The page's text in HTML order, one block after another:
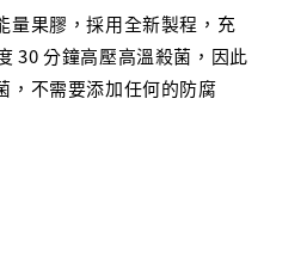
量果膠，採用全新製程，充
30 分鐘高壓高溫殺菌，因此
，不需要添加任何的防腐